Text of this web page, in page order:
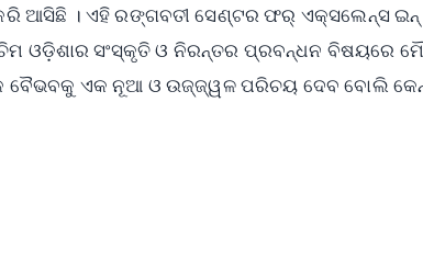
କରି ଆସିଛି । ଏହି ରଙ୍ଗବତୀ ସେଣ୍ଟର ଫର୍ ଏକ୍ସଲେନ୍ସ
ଓଡ଼ିଶାର ସଂସ୍କୃତି ଓ ନିରନ୍ତର ପ୍ରବନ୍ଧନ ବିଷୟରେ
ବୈଭବକୁ ଏକ ନୂଆ ଓ ଉଜ୍ଜ୍ୱଳ ପରିଚୟ ଦେବ ବୋଲି